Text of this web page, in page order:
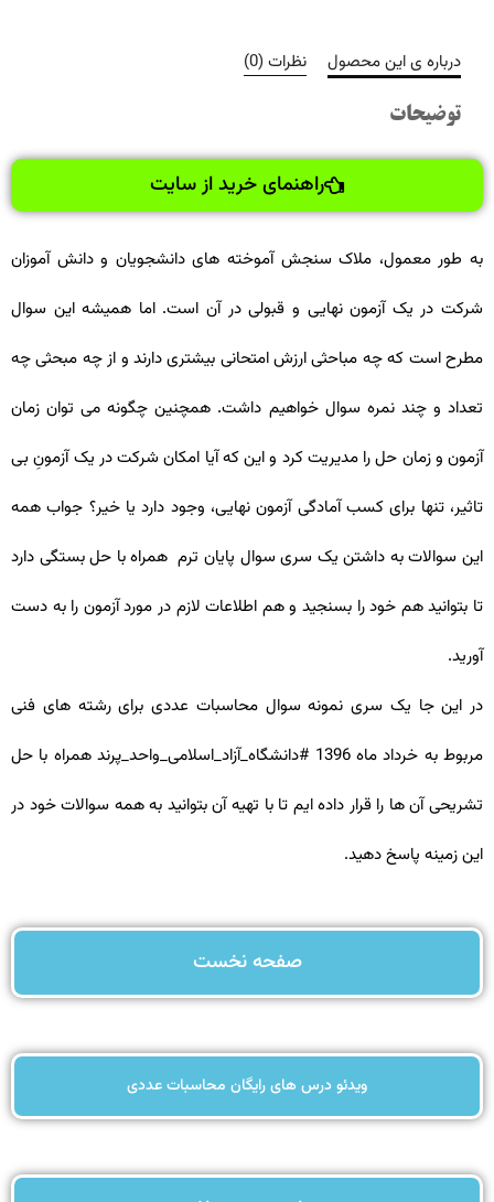
درباره ی این محصول نظرات (0)
توضیحات
راهنمای خرید از سایت
به طور معمول، ملاک سنجش آموخته های دانشجویان و دانش آموزان
شرکت در یک آزمون نهایی و قبولی در آن است. اما همیشه این سوال
مطرح است که چه مباحثی ارزش امتحانی بیشتری دارند و از چه مبحثی چه
تعداد و چند نمره سوال خواهیم داشت. همچنین چگونه می توان زمان
آزمون و زمان حل را مدیریت کرد و این که آیا امکان شرکت در یک آزمونِ بی
تاثیر، تنها برای کسب آمادگی آزمون نهایی، وجود دارد یا خیر؟ جواب همه
این سوالات به داشتن یک سری سوال پایان ترم همراه با حل بستگی دارد
تا بتوانید هم خود را بسنجید و هم اطلاعات لازم در مورد آزمون را به دست
آورید.
در این جا یک سری نمونه سوال محاسبات عددی برای رشته های فنی
مربوط به خرداد ماه 1396 #دانشگاه_آزاد_اسلامی_واحد_پرند همراه با حل
تشریحی آن ها را قرار داده ایم تا با تهیه آن بتوانید به همه سوالات خود در
این زمینه پاسخ دهید.
صفحه نخست
ویدئو درس های رایگان محاسبات عددی